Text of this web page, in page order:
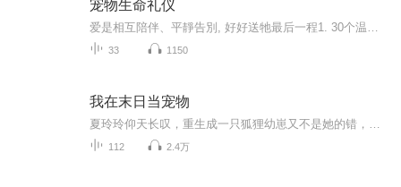
宠物生命礼仪
33 1150
我在末日当宠物
112 2.4万